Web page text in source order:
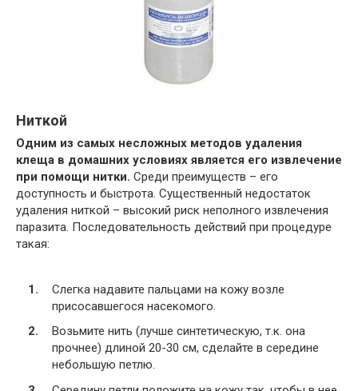
Ниткой
Одним из самых несложных методов удаления
клеща в домашних условиях является его извлечение
при помощи нитки. Среди преимуществ – его
доступность и быстрота. Существенный недостаток
удаления ниткой – высокий риск неполного извлечения
паразита. Последовательность действий при процедуре
такая:
Слегка надавите пальцами на кожу возле
присосавшегося насекомого.
Возьмите нить (лучше синтетическую, т.к. она
прочнее) длиной 20-30 см, сделайте в середине
небольшую петлю.